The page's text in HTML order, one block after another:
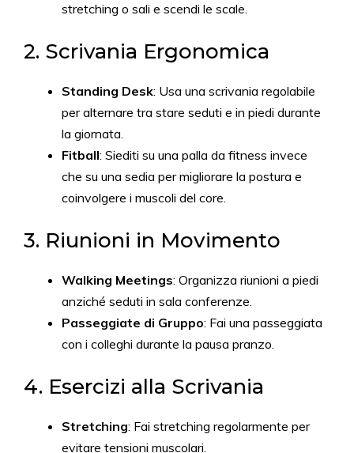
stretching o sali e scendi le scale.
2. Scrivania Ergonomica
Standing Desk: Usa una scrivania regolabile
per alternare tra stare seduti e in piedi durante
la giornata.
Fitball: Siediti su una palla da fitness invece
che su una sedia per migliorare la postura e
coinvolgere i muscoli del core.
3. Riunioni in Movimento
Walking Meetings: Organizza riunioni a piedi
anziché seduti in sala conferenze.
Passeggiate di Gruppo: Fai una passeggiata
con i colleghi durante la pausa pranzo.
4. Esercizi alla Scrivania
Stretching: Fai stretching regolarmente per
evitare tensioni muscolari.